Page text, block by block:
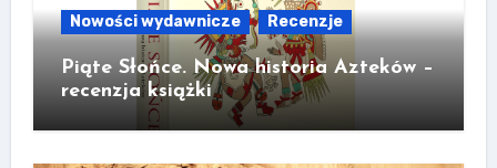
Nowości wydawnicze Recenzje
Piąte Słońce. Nowa historia Azteków –
recenzja książki